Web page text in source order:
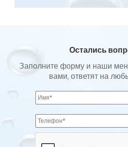
Остались
Заполните форму и наши
вами, ответят на